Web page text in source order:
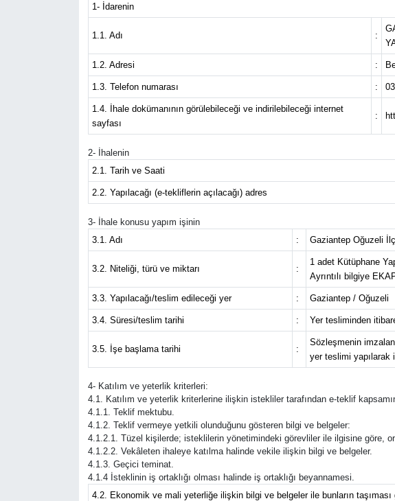
1- İdarenin
1.1. Adı :
1.2. Adresi :
1.3. Telefon numarası :
1.4. İhale dokümanının görülebileceği ve indirilebileceği internet
sayfası
:
2- İhalenin
2.1. Tarih ve Saati
2.2. Yapılacağı (e-tekliflerin açılacağı) adres
3- İhale konusu yapım işinin
3.1. Adı
: Gaziantep Oğuzeli
3.2. Niteliği, türü ve miktarı :
1 adet Kütüphane
Ayrıntılı bilgiye
3.3. Yapılacağı/teslim edileceği yer : Gaziantep / Oğuzeli
3.4. Süresi/teslim tarihi : Yer tesliminden
3.5. İşe başlama tarihi :
Sözleşmenin
yer teslimi yapılarak
4- Katılım ve yeterlik kriterleri:
4.1. Katılım ve yeterlik kriterlerine ilişkin istekliler tarafından e-teklif
4.1.1. Teklif mektubu.
4.1.2. Teklif vermeye yetkili olunduğunu gösteren bilgi ve belgeler:
4.1.2.1. Tüzel kişilerde; isteklilerin yönetimindeki görevliler ile ilgisine göre,
4.1.2.2. Vekâleten ihaleye katılma halinde vekile ilişkin bilgi ve belgeler.
4.1.3. Geçici teminat.
4.1.4 İsteklinin iş ortaklığı olması halinde iş ortaklığı beyannamesi.
4.2. Ekonomik ve mali yeterliğe ilişkin bilgi ve belgeler ile bunların taşıması